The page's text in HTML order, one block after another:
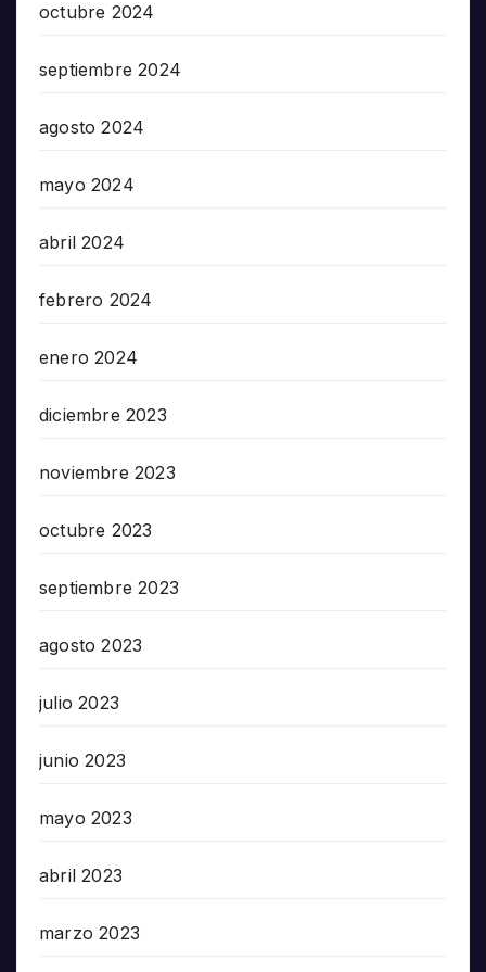
octubre 2024
septiembre 2024
agosto 2024
mayo 2024
abril 2024
febrero 2024
enero 2024
diciembre 2023
noviembre 2023
octubre 2023
septiembre 2023
agosto 2023
julio 2023
junio 2023
mayo 2023
abril 2023
marzo 2023